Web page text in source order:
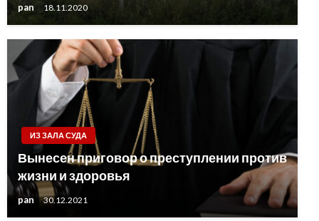
pan 18.11.2020
ИЗ ЗАЛА СУДА
Вынесен приговор о преступлении против
жизни и здоровья
pan 30.12.2021